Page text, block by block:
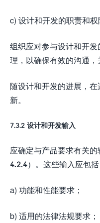
c) 设计和开发的职责和权
组织应对参与设计和开
理，以确保有效的沟通，
随设计和开发的进展，
新。
7.3.2 设计和开发输入
应确定与产品要求有关
4.2.4）。这些输入应包括
a) 功能和性能要求；
b) 适用的法律法规要求；